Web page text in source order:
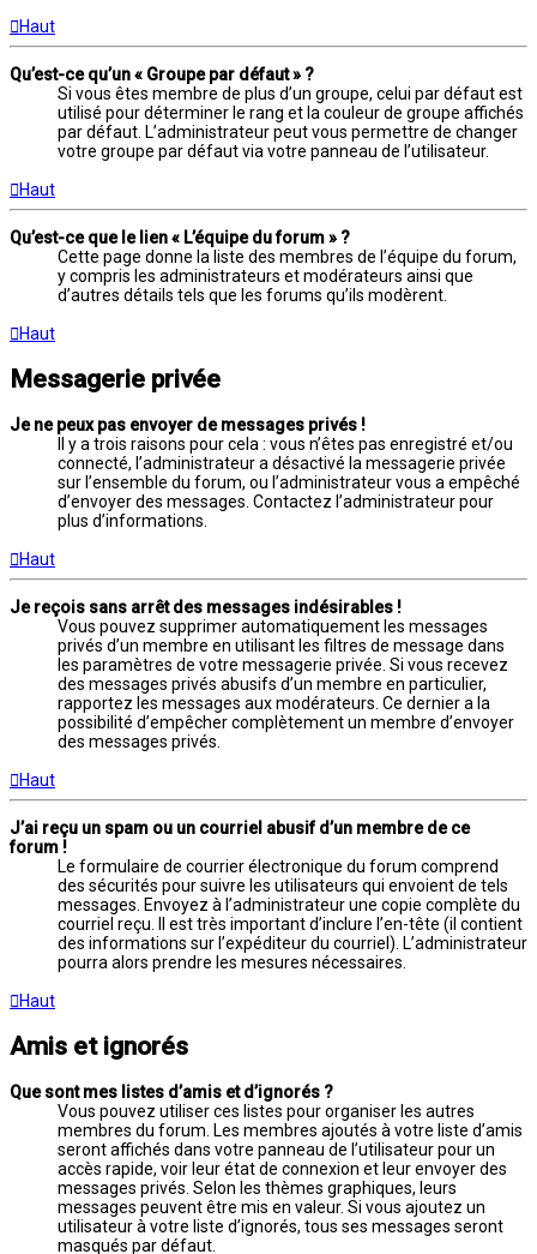
Haut
Qu’est-ce qu’un « Groupe par défaut » ?
Si vous êtes membre de plus d’un groupe, celui par défaut est
utilisé pour déterminer le rang et la couleur de groupe affichés
par défaut. L’administrateur peut vous permettre de changer
votre groupe par défaut via votre panneau de l’utilisateur.
Haut
Qu’est-ce que le lien « L’équipe du forum » ?
Cette page donne la liste des membres de l’équipe du forum,
y compris les administrateurs et modérateurs ainsi que
d’autres détails tels que les forums qu’ils modèrent.
Haut
Messagerie privée
Je ne peux pas envoyer de messages privés !
Il y a trois raisons pour cela : vous n’êtes pas enregistré et/ou
connecté, l’administrateur a désactivé la messagerie privée
sur l’ensemble du forum, ou l’administrateur vous a empêché
d’envoyer des messages. Contactez l’administrateur pour
plus d’informations.
Haut
Je reçois sans arrêt des messages indésirables !
Vous pouvez supprimer automatiquement les messages
privés d’un membre en utilisant les filtres de message dans
les paramètres de votre messagerie privée. Si vous recevez
des messages privés abusifs d’un membre en particulier,
rapportez les messages aux modérateurs. Ce dernier a la
possibilité d’empêcher complètement un membre d’envoyer
des messages privés.
Haut
J’ai reçu un spam ou un courriel abusif d’un membre de ce
forum !
Le formulaire de courrier électronique du forum comprend
des sécurités pour suivre les utilisateurs qui envoient de tels
messages. Envoyez à l’administrateur une copie complète du
courriel reçu. Il est très important d’inclure l’en-tête (il contient
des informations sur l’expéditeur du courriel). L’administrateur
pourra alors prendre les mesures nécessaires.
Haut
Amis et ignorés
Que sont mes listes d’amis et d’ignorés ?
Vous pouvez utiliser ces listes pour organiser les autres
membres du forum. Les membres ajoutés à votre liste d’amis
seront affichés dans votre panneau de l’utilisateur pour un
accès rapide, voir leur état de connexion et leur envoyer des
messages privés. Selon les thèmes graphiques, leurs
messages peuvent être mis en valeur. Si vous ajoutez un
utilisateur à votre liste d’ignorés, tous ses messages seront
masqués par défaut.